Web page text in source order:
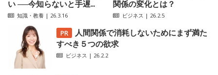
い ──今知らないと手遅...
知識・教養 | 26.3.16
関係の変化とは？
ビジネス | 26.2.5
人間関係で消耗しないためにまず満た
すべき５つの欲求
ビジネス | 26.2.2